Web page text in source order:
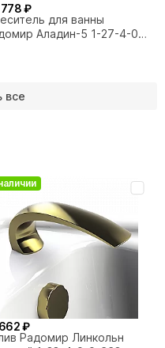
₽
для ванны
Аладин-5 1-27-4-0-
все
₽
Радомир Линкольн